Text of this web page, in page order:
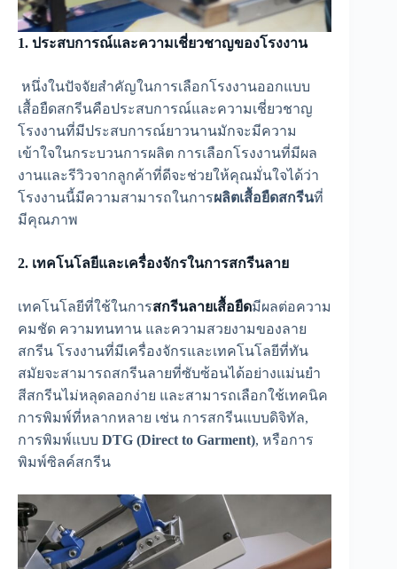
1. ประสบการณ์และความเชี่ยวชาญของโรงงาน
หนึ่งในปัจจัยสำคัญในการเลือกโรงงานออกแบบ
เสื้อยืดสกรีนคือประสบการณ์และความเชี่ยวชาญ
โรงงานที่มีประสบการณ์ยาวนานมักจะมีความ
เข้าใจในกระบวนการผลิต การเลือกโรงงานที่มีผล
งานและรีวิวจากลูกค้าที่ดีจะช่วยให้คุณมั่นใจได้ว่า
โรงงานนี้มีความสามารถในการผลิตเสื้อยืดสกรีนที่
มีคุณภาพ
2. เทคโนโลยีและเครื่องจักรในการสกรีนลาย
เทคโนโลยีที่ใช้ในการสกรีนลายเสื้อยืดมีผลต่อความ
คมชัด ความทนทาน และความสวยงามของลาย
สกรีน โรงงานที่มีเครื่องจักรและเทคโนโลยีที่ทัน
สมัยจะสามารถสกรีนลายที่ซับซ้อนได้อย่างแม่นยำ
สีสกรีนไม่หลุดลอกง่าย และสามารถเลือกใช้เทคนิค
การพิมพ์ที่หลากหลาย เช่น การสกรีนแบบดิจิทัล,
การพิมพ์แบบ DTG (Direct to Garment), หรือการ
พิมพ์ซิลค์สกรีน